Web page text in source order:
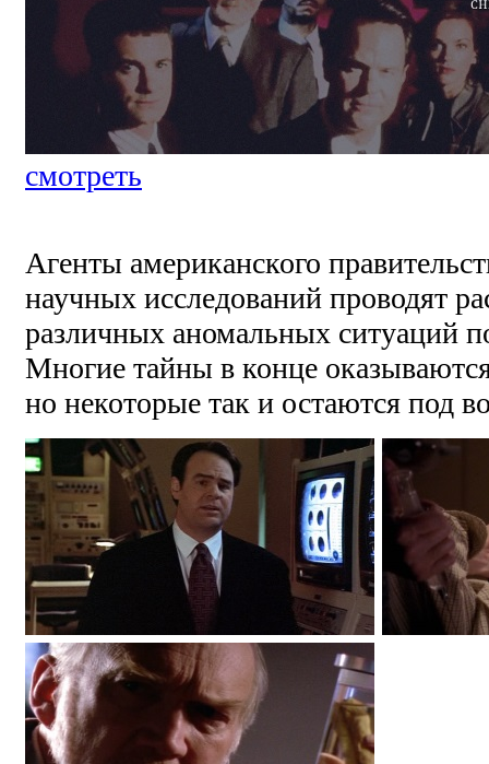
смотреть
Агенты американского
научных исследований проводят
различных аномальных ситуаций
Многие тайны в конце
но некоторые так и остаются под